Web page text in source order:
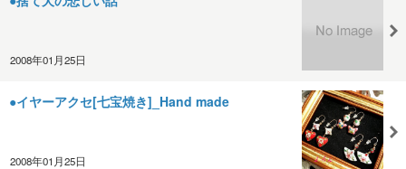
2008年01月25日
●イヤーアクセ[七宝焼き]_Hand made
2008年01月25日